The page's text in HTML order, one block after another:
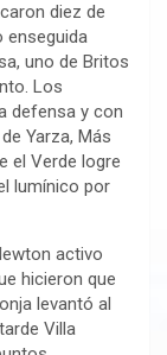
diez de
enseguida
uno de Britos
Los
defensa y con
Yarza, Más
el Verde logre
lumínico por
activo
hicieron que
levantó al
Villa